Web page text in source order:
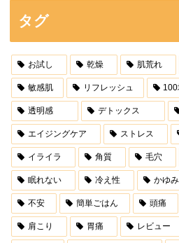
タグ
お試し 乾燥 肌荒れ
敏感肌 リフレッシュ 100
透明感 デトックス
エイジングケア ストレス
イライラ 角質 毛穴
眠れない 冷え性 かゆみ
不安 簡単ごはん 頭痛
肩こり 胃痛 レビュー